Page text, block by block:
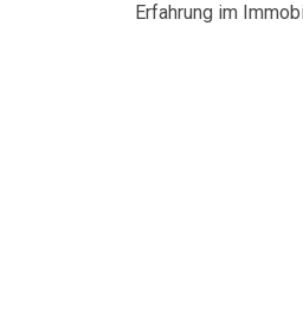
Erfahrung im